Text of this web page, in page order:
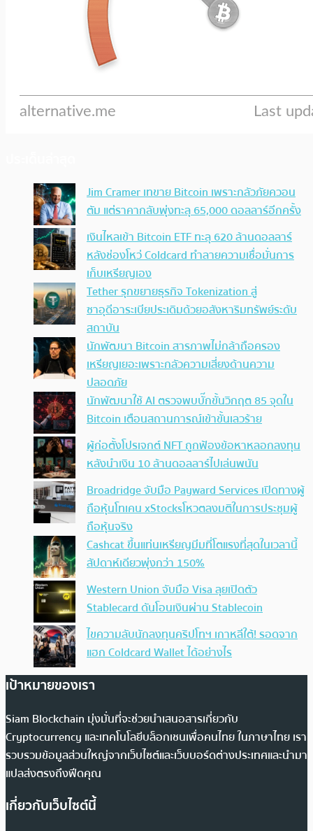
Jim Cramer เทขาย Bitcoin เพราะกลัวภัยควอน
ตัม แต่ราคากลับพุ่งทะลุ 65,000 ดอลลาร์อีกครั้ง
เงินไหลเข้า Bitcoin ETF ทะลุ 620 ล้านดอลลาร์
หลังช่องโหว่ Coldcard ทำลายความเชื่อมั่นการ
เก็บเหรียญเอง
Tether รุกขยายธุรกิจ Tokenization สู่
ซาอุดีอาระเบียประเดิมด้วยอสังหาริมทรัพย์ระดับ
สถาบัน
นักพัฒนา Bitcoin สารภาพไม่กล้าถือครอง
เหรียญเยอะเพราะกลัวความเสี่ยงด้านความ
ปลอดภัย
นักพัฒนาใช้ AI ตรวจพบบั๊กขั้นวิกฤต 85 จุดใน
Bitcoin เตือนสถานการณ์เข้าขั้นเลวร้าย
ผู้ก่อตั้งโปรเจกต์ NFT ถูกฟ้องข้อหาหลอกลงทุน
หลังนำเงิน 10 ล้านดอลลาร์ไปเล่นพนัน
Broadridge จับมือ Payward Services เปิดทางผู้
ถือหุ้นโทเคน xStocksโหวตลงมติในการประชุมผู้
ถือหุ้นจริง
Cashcat ขึ้นแท่นเหรียญมีมที่โตแรงที่สุดในเวลานี้
สัปดาห์เดียวพุ่งกว่า 150%
Western Union จับมือ Visa ลุยเปิดตัว
Stablecard ดันโอนเงินผ่าน Stablecoin
ไขความลับนักลงทุนคริปโทฯ เกาหลีใต้! รอดจาก
แฮก Coldcard Wallet ได้อย่างไร
เป้าหมายของเรา
Siam Blockchain มุ่งมั่นที่จะช่วยนำเสนอสารเกี่ยวกับ
Cryptocurrency และเทคโนโลยีบล็อกเชนเพื่อคนไทย ในภาษาไทย เรา
รวบรวมข้อมูลส่วนใหญ่จากเว็บไซต์และเว็บบอร์ดต่างประเทศและนำมา
แปลส่งตรงถึงฟีดคุณ
เกี่ยวกับเว็บไซต์นี้